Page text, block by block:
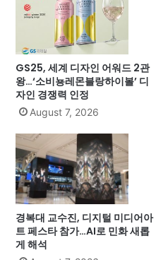
GS25, 세계 디자인 어워드 2관
왕…‘소비뇽레몬블랑하이볼’ 디
자인 경쟁력 인정
August 7, 2026
경복대 교수진, 디지털 미디어아
트 페스타 참가…AI로 민화 새롭
게 해석